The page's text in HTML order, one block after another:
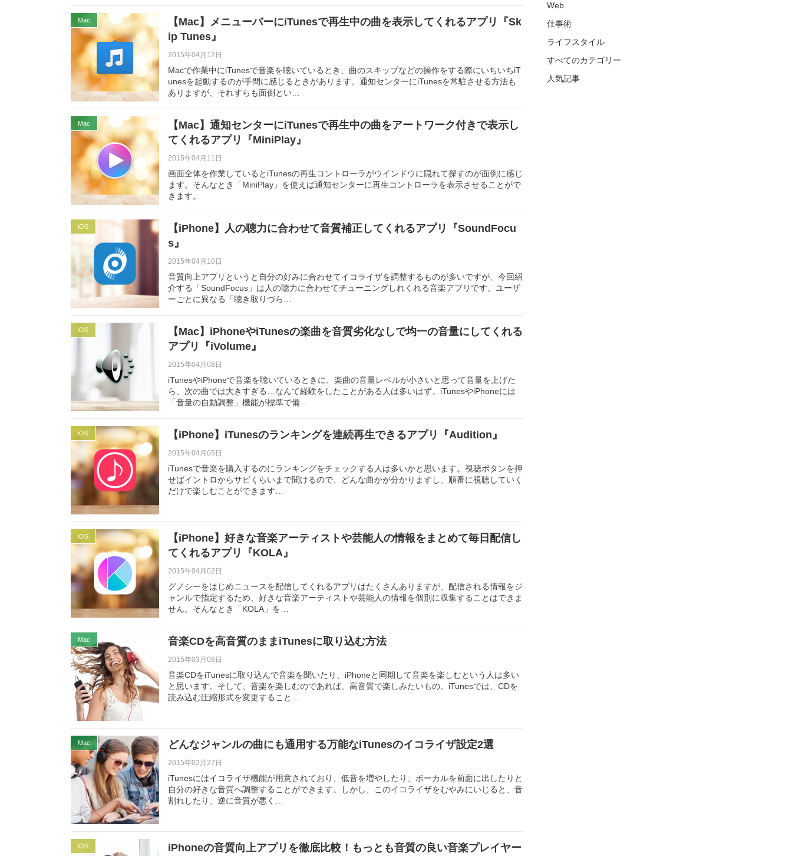
Mac
【Mac】メニューバーにiTunesで再生中の曲を表示してくれるアプリ『Sk
ip Tunes』
2015年04月12日
Macで作業中にiTunesで音楽を聴いているとき、曲のスキップなどの操作をする際にいちいちiT
unesを起動するのが手間に感じるときがあります。通知センターにiTunesを常駐させる方法も
ありますが、それすらも面倒とい…
Mac
【Mac】通知センターにiTunesで再生中の曲をアートワーク付きで表示し
てくれるアプリ『MiniPlay』
2015年04月11日
画面全体を作業しているとiTunesの再生コントローラがウインドウに隠れて探すのが面倒に感じ
ます。そんなとき「MiniPlay」を使えば通知センターに再生コントローラを表示させることがで
きます。
iOS
【iPhone】人の聴力に合わせて音質補正してくれるアプリ『SoundFocu
s』
2015年04月10日
音質向上アプリというと自分の好みに合わせてイコライザを調整するものが多いですが、今回紹
介する「SoundFocus」は人の聴力に合わせてチューニングしれくれる音楽アプリです。ユーザ
ーごとに異なる「聴き取りづら…
iOS
【Mac】iPhoneやiTunesの楽曲を音質劣化なしで均一の音量にしてくれる
アプリ『iVolume』
2015年04月08日
iTunesやiPhoneで音楽を聴いているときに、楽曲の音量レベルが小さいと思って音量を上げた
ら、次の曲では大きすぎる…なんて経験をしたことがある人は多いはず。iTunesやiPhoneには
「音量の自動調整」機能が標準で備…
iOS 【iPhone】iTunesのランキングを連続再生できるアプリ『Audition』
2015年04月05日
iTunesで音楽を購入するのにランキングをチェックする人は多いかと思います。視聴ボタンを押
せばイントロからサビくらいまで聞けるので、どんな曲かが分かりますし、順番に視聴していく
だけで楽しむことができます…
iOS
【iPhone】好きな音楽アーティストや芸能人の情報をまとめて毎日配信し
てくれるアプリ『KOLA』
2015年04月02日
グノシーをはじめニュースを配信してくれるアプリはたくさんありますが、配信される情報をジ
ャンルで指定するため、好きな音楽アーティストや芸能人の情報を個別に収集することはできま
せん。そんなとき「KOLA」を…
Mac 音楽CDを高音質のままiTunesに取り込む方法
2015年03月08日
音楽CDをiTunesに取り込んで音楽を聞いたり、iPhoneと同期して音楽を楽しむという人は多い
と思います。そして、音楽を楽しむのであれば、高音質で楽しみたいもの。iTunesでは、CDを
読み込む圧縮形式を変更すること…
Mac どんなジャンルの曲にも通用する万能なiTunesのイコライザ設定2選
2015年02月27日
iTunesにはイコライザ機能が用意されており、低音を増やしたり、ボーカルを前面に出したりと
自分の好きな音質へ調整することができます。しかし、このイコライザをむやみにいじると、音
割れしたり、逆に音質が悪く…
iOS
iPhoneの音質向上アプリを徹底比較！もっとも音質の良い音楽プレイヤー
Web
仕事術
ライフスタイル
すべてのカテゴリー
人気記事